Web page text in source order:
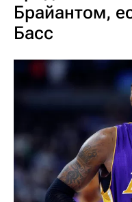
Брайантом,
Басс